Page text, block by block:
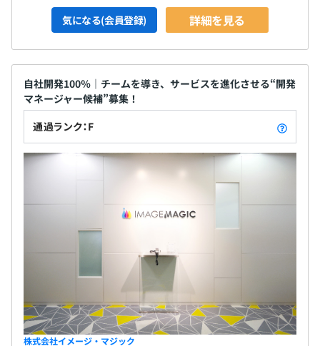
気になる(会員登録) 詳細を見る
自社開発100％｜チームを導き、サービスを進化させる“開発
マネージャー候補”募集！
通過ランク：F
株式会社イメージ・マジック